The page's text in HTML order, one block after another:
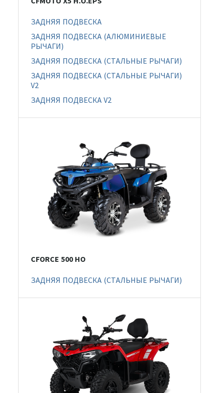
ЗАДНЯЯ ПОДВЕСКА
ЗАДНЯЯ ПОДВЕСКА (АЛЮМИНИЕВЫЕ
РЫЧАГИ)
ЗАДНЯЯ ПОДВЕСКА (СТАЛЬНЫЕ РЫЧАГИ)
ЗАДНЯЯ ПОДВЕСКА (СТАЛЬНЫЕ РЫЧАГИ)
V2
ЗАДНЯЯ ПОДВЕСКА V2
CFORCE 500 HO
ЗАДНЯЯ ПОДВЕСКА (СТАЛЬНЫЕ РЫЧАГИ)